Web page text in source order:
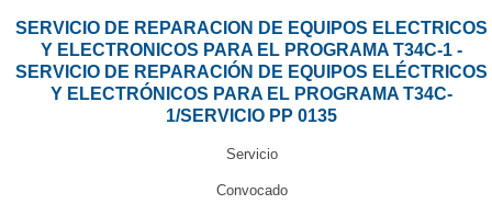
SERVICIO DE REPARACION DE EQUIPOS ELECTRICOS
Y ELECTRONICOS PARA EL PROGRAMA T34C-1 -
SERVICIO DE REPARACIÓN DE EQUIPOS ELÉCTRICOS
Y ELECTRÓNICOS PARA EL PROGRAMA T34C-
1/SERVICIO PP 0135
Servicio
Convocado